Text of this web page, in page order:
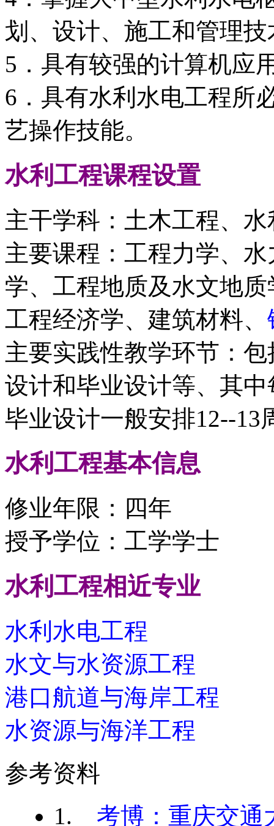
划、设计、施工和管理技
5．具有较强的计算机应
6．具有水利水电工程所
艺操作技能。
水利工程课程设置
主干学科：土木工程、
主要课程：工程力学、
学、工程地质及水文地
工程经济学、建筑材料、
主要实践性教学环节：
设计和毕业设计等、其
毕业设计一般安排12--13
水利工程基本信息
修业年限：四年
授予学位：工学学士
水利工程相近专业
水利水电工程
水文与水资源工程
港口航道与海岸工程
水资源与海洋工程
参考资料
1.
考博：重庆交通